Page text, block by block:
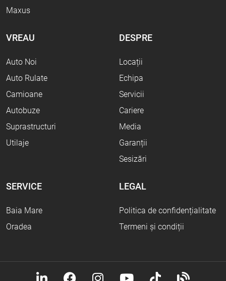
Maxus
VREAU
Auto Noi
Auto Rulate
Camioane
Autobuze
Suprastructuri
Utilaje
DESPRE
Locații
Echipa
Servicii
Cariere
Media
Garanții
Sesizări
SERVICE
Baia Mare
Oradea
LEGAL
Politica de confidențialitate
Termeni și condiții